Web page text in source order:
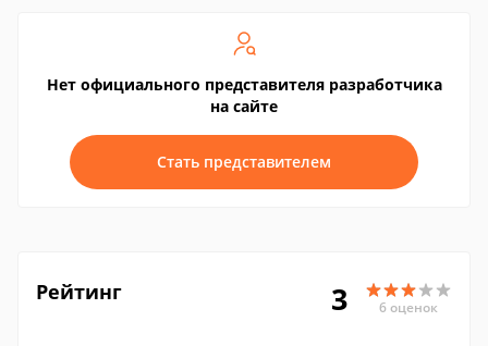
Нет официального представителя разработчика
на сайте
Стать представителем
Рейтинг 3 6 оценок